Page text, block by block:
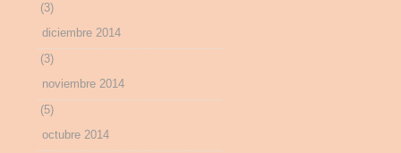
(3)
diciembre 2014
(3)
noviembre 2014
(5)
octubre 2014